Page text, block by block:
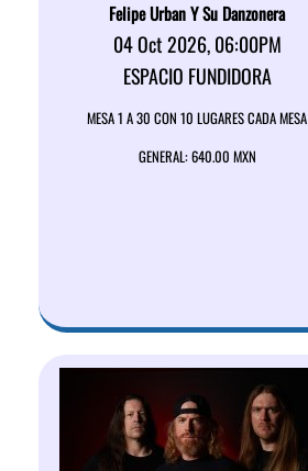
Felipe Urban Y Su Danzonera
04 Oct 2026, 06:00PM
ESPACIO FUNDIDORA
MESA 1 A 30 CON 10 LUGARES CADA MESA
GENERAL: 640.00 MXN